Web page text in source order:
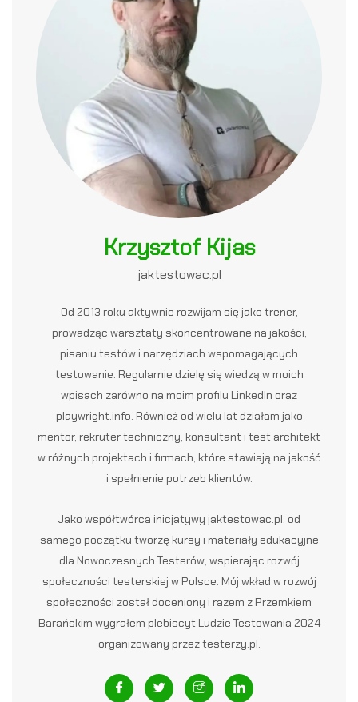
Krzysztof Kijas
jaktestowac.pl
Od 2013 roku aktywnie rozwijam się jako trener,
prowadząc warsztaty skoncentrowane na jakości,
pisaniu testów i narzędziach wspomagających
testowanie. Regularnie dzielę się wiedzą w moich
wpisach zarówno na moim profilu LinkedIn oraz
playwright.info. Również od wielu lat działam jako
mentor, rekruter techniczny, konsultant i test architekt
w różnych projektach i firmach, które stawiają na jakość
i spełnienie potrzeb klientów.
Jako współtwórca inicjatywy jaktestowac.pl, od
samego początku tworzę kursy i materiały edukacyjne
dla Nowoczesnych Testerów, wspierając rozwój
społeczności testerskiej w Polsce. Mój wkład w rozwój
społeczności został doceniony i razem z Przemkiem
Barańskim wygrałem plebiscyt Ludzie Testowania 2024
organizowany przez testerzy.pl.